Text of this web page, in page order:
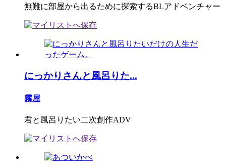
無難に部屋から出るために探索するBLアドベンチャー
にっかりさんと風呂りた...
霧屋
君と風呂りたい二次創作ADV